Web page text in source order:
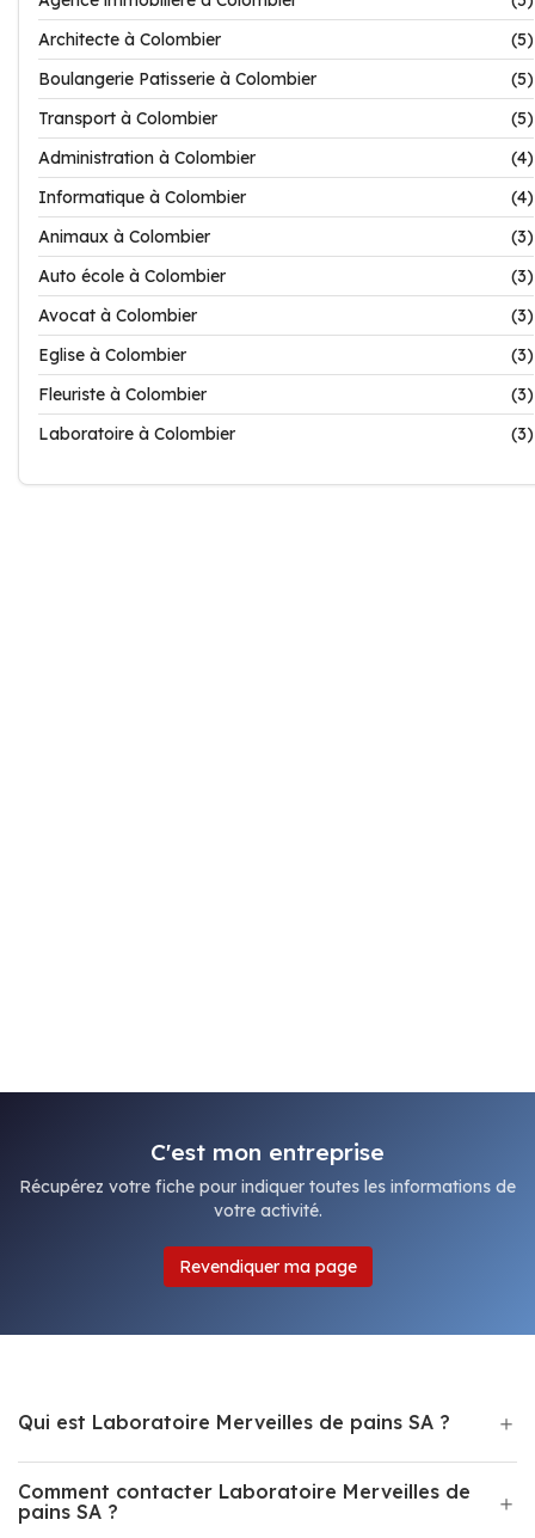
Architecte à Colombier
(5)
Boulangerie Patisserie à Colombier
(5)
Transport à Colombier
(5)
Administration à Colombier
(4)
Informatique à Colombier
(4)
Animaux à Colombier
(3)
Auto école à Colombier
(3)
Avocat à Colombier
(3)
Eglise à Colombier
(3)
Fleuriste à Colombier
(3)
Laboratoire à Colombier
(3)
C'est mon entreprise
Récupérez votre fiche pour indiquer toutes les informations de
votre activité.
Revendiquer ma page
Qui est Laboratoire Merveilles de pains SA ?
Comment contacter Laboratoire Merveilles de
pains SA ?